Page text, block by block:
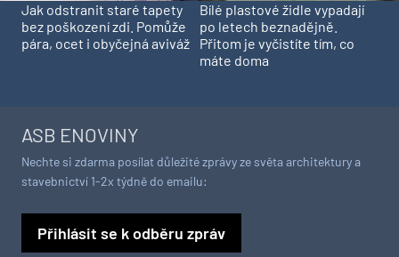
Jak odstranit staré tapety
bez poškození zdi. Pomůže
pára, ocet i obyčejná aviváž
Bílé plastové židle vypadají
po letech beznadějně.
Přitom je vyčistíte tím, co
máte doma
ASB ENOVINY
Nechte si zdarma posílat důležité zprávy ze světa architektury a
stavebnictví 1-2x týdně do emailu:
Přihlásit se k odběru zpráv